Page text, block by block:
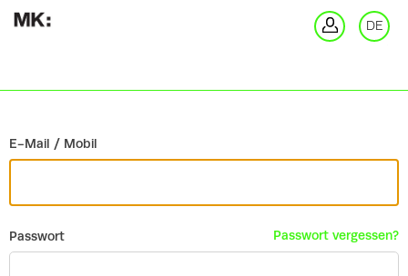
DE
E-Mail / Mobil
Passwort Passwort vergessen?